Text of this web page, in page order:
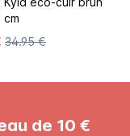
cm
34.95 €
de 10 €